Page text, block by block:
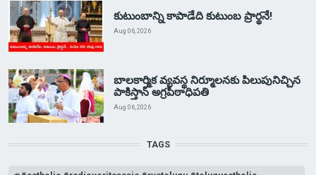
కుటుంబాన్ని కాపాడేది కుటుంబ ప్రార్థనే!
Aug 06, 2026
బాలకార్మిక వ్యవస్థ నిర్మూలనకు పిలుపునిచ్చిన
పాకిస్తాన్ అగ్రపీఠాధిపతి
Aug 06, 2026
TAGS